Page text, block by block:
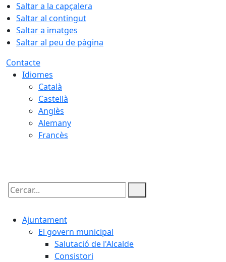
Saltar a la capçalera
Saltar al contingut
Saltar a imatges
Saltar al peu de pàgina
Contacte
Idiomes
Català
Castellà
Anglès
Alemany
Francès
Cercar:
Ajuntament
El govern municipal
Salutació de l'Alcalde
Consistori